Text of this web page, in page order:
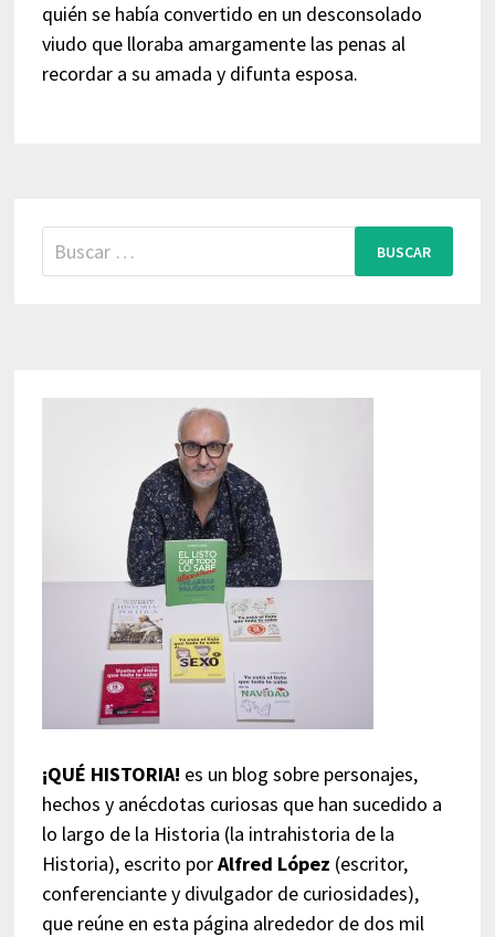
quién se había convertido en un desconsolado
viudo que lloraba amargamente las penas al
recordar a su amada y difunta esposa.
Buscar:
¡QUÉ HISTORIA! es un blog sobre personajes,
hechos y anécdotas curiosas que han sucedido a
lo largo de la Historia (la intrahistoria de la
Historia), escrito porAlfred López (escritor,
conferenciante y divulgador de curiosidades),
que reúne en esta página alrededor de dos mil